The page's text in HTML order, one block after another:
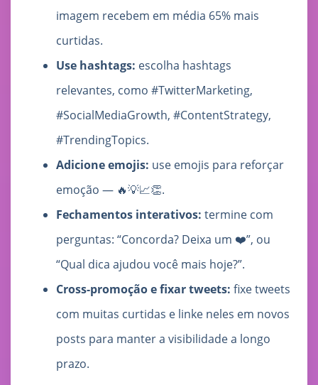
imagem recebem em média 65% mais
curtidas.
Use hashtags: escolha hashtags
relevantes, como #TwitterMarketing,
#SocialMediaGrowth, #ContentStrategy,
#TrendingTopics.
Adicione emojis: use emojis para reforçar
emoção — 🔥💡📈👏.
Fechamentos interativos: termine com
perguntas: “Concorda? Deixa um ❤️”, ou
“Qual dica ajudou você mais hoje?”.
Cross-promoção e fixar tweets: fixe tweets
com muitas curtidas e linke neles em novos
posts para manter a visibilidade a longo
prazo.